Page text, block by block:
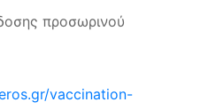
προσωρινού
vaccination-